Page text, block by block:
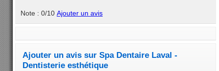
Note : 0/10 Ajouter un avis
Ajouter un avis sur Spa Dentaire Laval -
Dentisterie esthétique